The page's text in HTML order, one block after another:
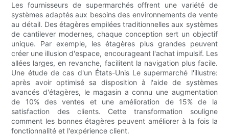
Les fournisseurs de supermarchés offrent une variété de
systèmes adaptés aux besoins des environnements de vente
au détail. Des étagères empilées traditionnelles aux systèmes
de cantilever modernes, chaque conception sert un objectif
unique. Par exemple, les étagères plus grandes peuvent
créer une illusion d'espace, encourageant l'achat impulsif. Les
allées larges, en revanche, facilitent la navigation plus facile.
Une étude de cas d'un États-Unis Le supermarché l'illustre:
après avoir optimisé sa disposition à l'aide de systèmes
avancés d'étagères, le magasin a connu une augmentation
de 10% des ventes et une amélioration de 15% de la
satisfaction des clients. Cette transformation souligne
comment les bonnes étagères peuvent améliorer à la fois la
fonctionnalité et l'expérience client.